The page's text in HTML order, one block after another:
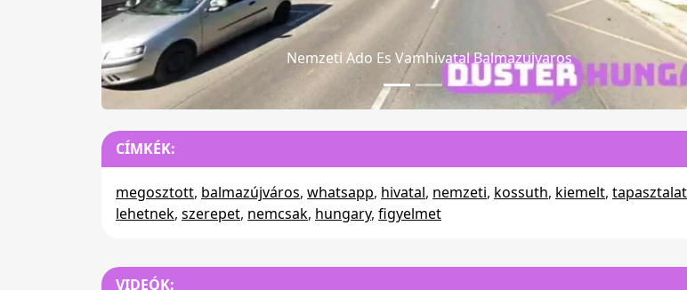
Nemzeti Ado Es Vamhivatal Térkép
CÍMKÉK:
megosztott, balmazújváros, whatsapp, hivatal, nemzeti, kossuth, kiemelt,
lehetnek, szerepet, nemcsak, hungary, figyelmet
VIDEÓK: